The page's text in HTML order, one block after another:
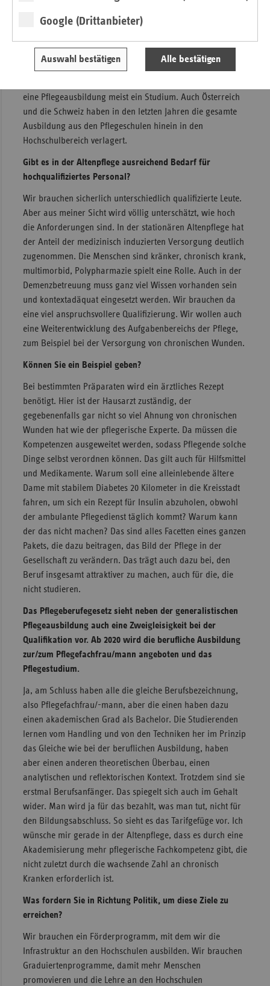
Google (Drittanbieter)
Auswahl bestätigen Alle bestätigen
Ja, denn die Anforderungen in der Pflege wachsen und wir
müssen neue Interessentengruppen ansprechen. Zurzeit
liegt der Anteil der Akademiker in der Pflege geschätzt bei
einem Prozent. Doch wir haben immer mehr Abiturienten –
eine Pflegeausbildung meist ein Studium. Auch Österreich
und die Schweiz haben in den letzten Jahren die gesamte
Ausbildung aus den Pflegeschulen hinein in den
Hochschulbereich verlagert.
Gibt es in der Altenpflege ausreichend Bedarf für
hochqualifiziertes Personal?
Wir brauchen sicherlich unterschiedlich qualifizierte Leute.
Aber aus meiner Sicht wird völlig unterschätzt, wie hoch
die Anforderungen sind. In der stationären Altenpflege hat
der Anteil der medizinisch induzierten Versorgung deutlich
zugenommen. Die Menschen sind kränker, chronisch krank,
multimorbid, Polypharmazie spielt eine Rolle. Auch in der
Demenzbetreuung muss ganz viel Wissen vorhanden sein
und kontextadäquat eingesetzt werden. Wir brauchen da
eine viel anspruchsvollere Qualifizierung. Wir wollen auch
eine Weiterentwicklung des Aufgabenbereichs der Pflege,
zum Beispiel bei der Versorgung von chronischen Wunden.
Können Sie ein Beispiel geben?
Bei bestimmten Präparaten wird ein ärztliches Rezept
benötigt. Hier ist der Hausarzt zuständig, der
gegebenenfalls gar nicht so viel Ahnung von chronischen
Wunden hat wie der pflegerische Experte. Da müssen die
Kompetenzen ausgeweitet werden, sodass Pflegende solche
Dinge selbst verordnen können. Das gilt auch für Hilfsmittel
und Medikamente. Warum soll eine alleinlebende ältere
Dame mit stabilem Diabetes 20 Kilometer in die Kreisstadt
fahren, um sich ein Rezept für Insulin abzuholen, obwohl
der ambulante Pflegedienst täglich kommt? Warum kann
der das nicht machen? Das sind alles Facetten eines ganzen
Pakets, die dazu beitragen, das Bild der Pflege in der
Gesellschaft zu verändern. Das trägt auch dazu bei, den
Beruf insgesamt attraktiver zu machen, auch für die, die
nicht studieren.
Das Pflegeberufegesetz sieht neben der generalistischen
Pflegeausbildung auch eine Zweigleisigkeit bei der
Qualifikation vor. Ab 2020 wird die berufliche Ausbildung
zur/zum Pflegefachfrau/­mann angeboten und das
Pflegestudium.
Ja, am Schluss haben alle die gleiche Berufsbezeichnung,
also Pflegefachfrau/-mann, aber die einen haben dazu
einen akademischen Grad als Bachelor. Die Studierenden
lernen vom Handling und von den Techniken her im Prinzip
das Gleiche wie bei der beruflichen Ausbildung, haben
aber einen anderen theoretischen Überbau, einen
analytischen und reflektorischen Kontext. Trotzdem sind sie
erstmal Berufsanfänger. Das spiegelt sich auch im Gehalt
wider. Man wird ja für das bezahlt, was man tut, nicht für
den Bildungsabschluss. So sieht es das Tarifgefüge vor. Ich
wünsche mir gerade in der Altenpflege, dass es durch eine
Akademisierung mehr pflegerische Fachkompetenz gibt, die
nicht zuletzt durch die wachsende Zahl an chronisch
Kranken erforderlich ist.
Was fordern Sie in Richtung Politik, um diese Ziele zu
erreichen?
Wir brauchen ein Förderprogramm, mit dem wir die
Infrastruktur an den Hochschulen ausbilden. Wir brauchen
Graduiertenprogramme, damit mehr Menschen
promovieren und die Lehre an den Hochschulen